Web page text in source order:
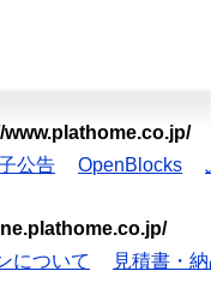
www.plathome.co.jp/
公告 OpenBlocks
について
見積書・